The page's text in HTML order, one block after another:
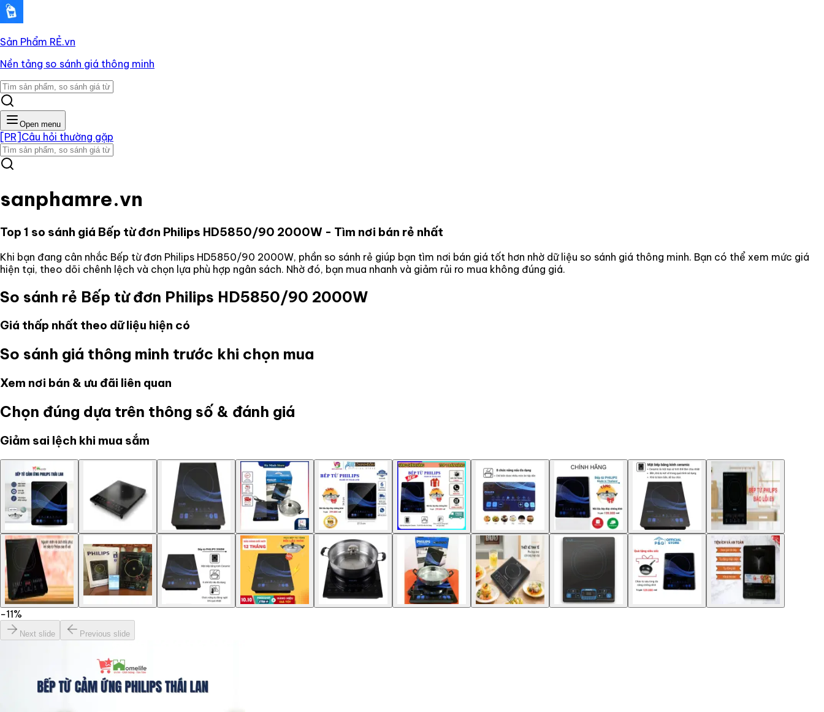
Sản Phẩm RẺ.vn
Nền tảng so sánh giá thông minh
Open menu
[PR] Câu hỏi thường gặp
sanphamre.vn
Top 1 so sánh giá Bếp từ đơn Philips HD5850/90 2000W - Tìm nơi bán rẻ nhất
Khi bạn đang cân nhắc Bếp từ đơn Philips HD5850/90 2000W, phần so sánh rẻ giúp bạn tìm nơi bán giá tốt hơn nhờ dữ liệu so sánh giá thông minh. Bạn có thể xem mức giá
hiện tại, theo dõi chênh lệch và chọn lựa phù hợp ngân sách. Nhờ đó, bạn mua nhanh và giảm rủi ro mua không đúng giá.
So sánh rẻ Bếp từ đơn Philips HD5850/90 2000W
Giá thấp nhất theo dữ liệu hiện có
So sánh giá thông minh trước khi chọn mua
Xem nơi bán & ưu đãi liên quan
Chọn đúng dựa trên thông số & đánh giá
Giảm sai lệch khi mua sắm
−11%
Next slide Previous slide